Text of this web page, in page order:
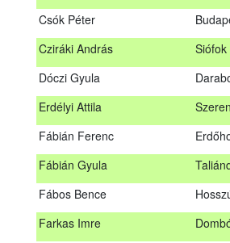
Csók Péter
Cziráki András
Siófok
Dóczi Gyula
Erdélyi Attila
Fábián Ferenc
Fábián Gyula
Fábos Bence
Farkas Imre
Barcs
Cseri Árpád
Cserményiné Váradi Melinda
Csók Péter